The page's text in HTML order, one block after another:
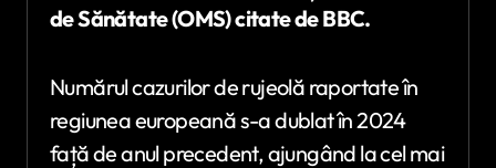
de Sănătate (OMS) citate de BBC.
Numărul cazurilor de rujeolă raportate în
regiunea europeană s-a dublat în 2024
față de anul precedent, ajungând la cel mai